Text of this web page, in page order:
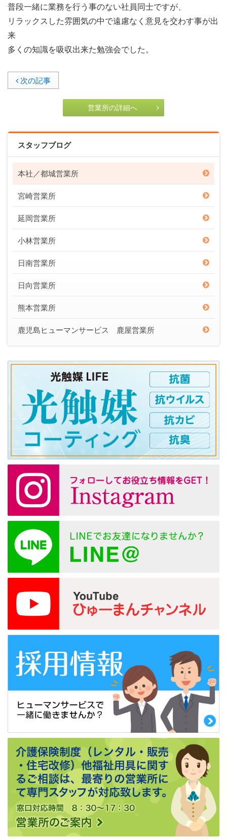
普段一緒に業務を行う事のない社員同士ですが、
リラックスした雰囲気の中で遠慮なく意見を交わす事が出
来
多くの知識を吸収出来た勉強会でした。
次の記事
営業所の詳細へ
スタッフブログ
本社／都城営業所
宮崎営業所
延岡営業所
小林営業所
日南営業所
日向営業所
熊本営業所
鹿児島ヒューマンサービス 鹿屋営業所